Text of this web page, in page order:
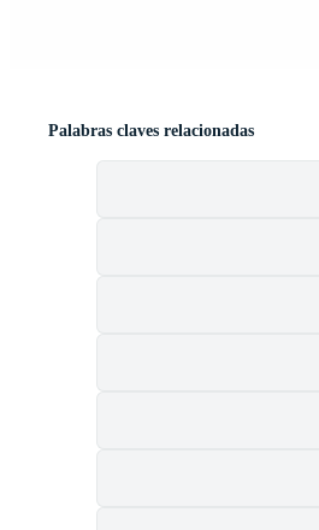
Palabras claves relacionadas